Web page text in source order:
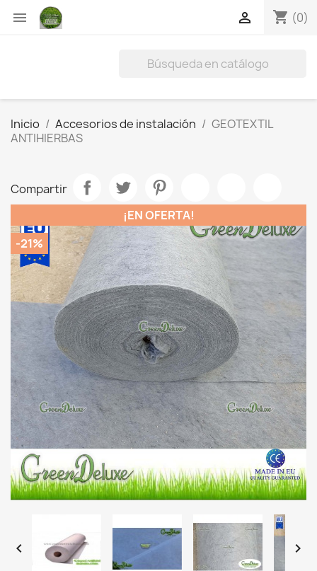
 shopping_cart (0)

Inicio Accesorios de instalación
GEOTEXTIL
ANTIHIERBAS
Compartir
¡EN OFERTA!
-21%
 